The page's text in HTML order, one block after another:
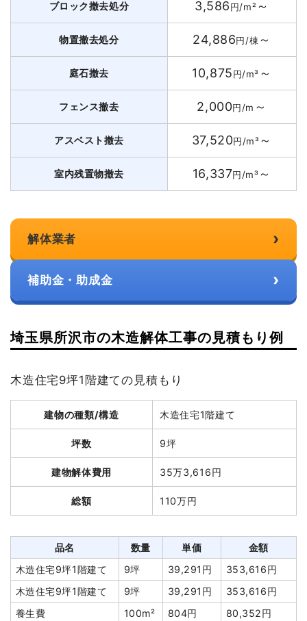
ブロック撤去処分 3,586円/m² ～
物置撤去処分 24,886円/棟～
庭石撤去 10,875円/m³ ～
フェンス撤去 2,000円/m ～
アスベスト撤去 37,520円/m³～
室内残置物撤去 16,337円/m³～
解体業者 ›
補助金・助成金 ›
埼玉県所沢市の木造解体工事の見積もり例
木造住宅9坪1階建ての見積もり
建物の種類/構造 木造住宅1階建て
坪数 9坪
建物解体費用 35万3,616円
総額 110万円
品名 数量 単価
金額
木造住宅9坪1階建て
9坪 39,291円
353,616円
木造住宅9坪1階建て
9坪 39,291円
353,616円
養生費
100m² 804円
80,352円